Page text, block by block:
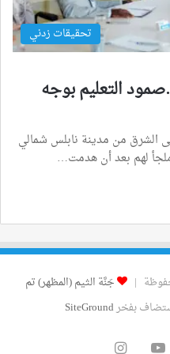
تحقيقات زدني
التعليم بوجه
الشرق من مدينة نابلس شمالي
لهم بعد أن هدمت…
جَنَّة الثيم (المظهر) تم
بفخرSiteGround
‫YouTube